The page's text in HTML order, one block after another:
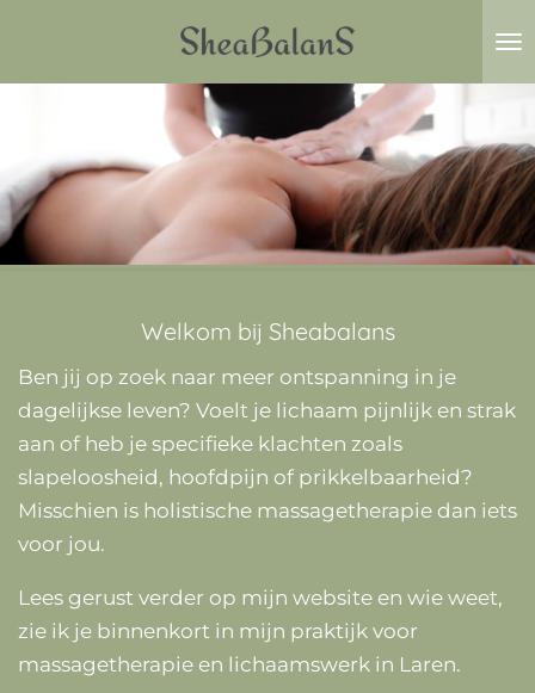
hoofdinhoud
Welkom bij Sheabalans
Ben jij op zoek naar meer ontspanning in je
dagelijkse leven? Voelt je lichaam pijnlijk en strak
aan of heb je specifieke klachten zoals
slapeloosheid, hoofdpijn of prikkelbaarheid?
Misschien is holistische massagetherapie dan iets
voor jou.
Lees gerust verder op mijn website en wie weet,
zie ik je binnenkort in mijn praktijk voor
massagetherapie en lichaamswerk in Laren.